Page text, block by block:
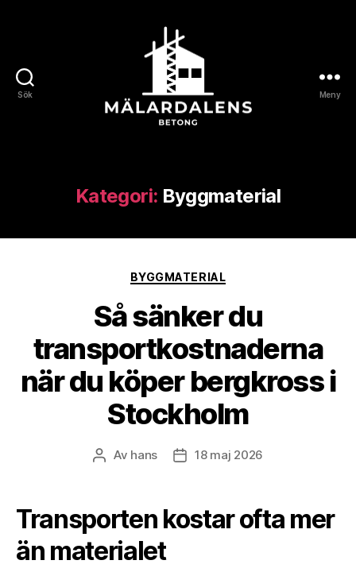
Sök Meny
Kategori: Byggmaterial
Kategorier
BYGGMATERIAL
Så sänker du
transportkostnaderna
när du köper bergkross i
Stockholm
Inläggsförfattare
Av hans Inläggsdatum
18 maj 2026
Transporten kostar ofta mer
än materialet